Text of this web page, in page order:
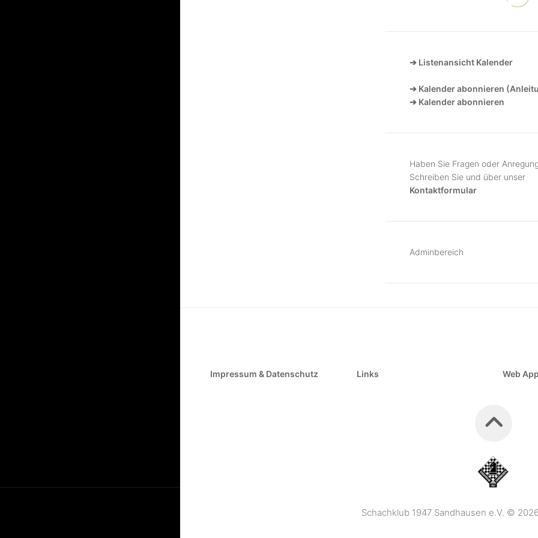
➔ Listenansicht Kalender
➔ Kalender abonnieren
➔ Kalender abonnieren
Haben Sie Fragen oder
Schreiben Sie und über unser
Kontaktformular
Adminbereich
Impressum & Datenschutz Links Web App
Schachklub 1947 Sandhausen e.V. ©